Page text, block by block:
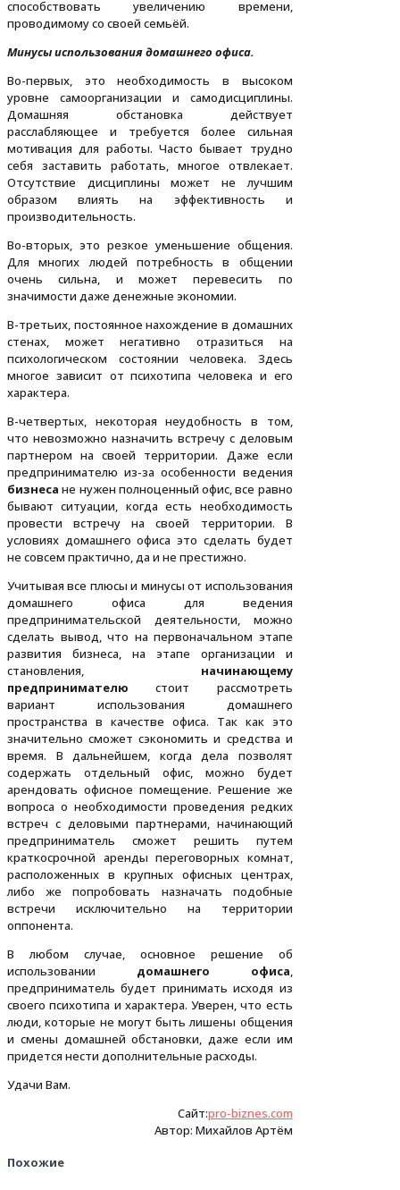
способствовать увеличению времени,
проводимому со своей семьёй.
Минусы использования домашнего офиса.
Во-первых, это необходимость в высоком
уровне самоорганизации и самодисциплины.
Домашняя обстановка действует
расслабляющее и требуется более сильная
мотивация для работы. Часто бывает трудно
себя заставить работать, многое отвлекает.
Отсутствие дисциплины может не лучшим
образом влиять на эффективность и
производительность.
Во-вторых, это резкое уменьшение общения.
Для многих людей потребность в общении
очень сильна, и может перевесить по
значимости даже денежные экономии.
В-третьих, постоянное нахождение в домашних
стенах, может негативно отразиться на
психологическом состоянии человека. Здесь
многое зависит от психотипа человека и его
характера.
В-четвертых, некоторая неудобность в том,
что невозможно назначить встречу с деловым
партнером на своей территории. Даже если
предпринимателю из-за особенности ведения
бизнеса не нужен полноценный офис, все равно
бывают ситуации, когда есть необходимость
провести встречу на своей территории. В
условиях домашнего офиса это сделать будет
не совсем практично, да и не престижно.
Учитывая все плюсы и минусы от использования
домашнего офиса для ведения
предпринимательской деятельности, можно
сделать вывод, что на первоначальном этапе
развития бизнеса, на этапе организации и
становления, начинающему
предпринимателю стоит рассмотреть
вариант использования домашнего
пространства в качестве офиса. Так как это
значительно сможет сэкономить и средства и
время. В дальнейшем, когда дела позволят
содержать отдельный офис, можно будет
арендовать офисное помещение. Решение же
вопроса о необходимости проведения редких
встреч с деловыми партнерами, начинающий
предприниматель сможет решить путем
краткосрочной аренды переговорных комнат,
расположенных в крупных офисных центрах,
либо же попробовать назначать подобные
встречи исключительно на территории
оппонента.
В любом случае, основное решение об
использовании домашнего офиса,
предприниматель будет принимать исходя из
своего психотипа и характера. Уверен, что есть
люди, которые не могут быть лишены общения
и смены домашней обстановки, даже если им
придется нести дополнительные расходы.
Удачи Вам.
Сайт:pro-biznes.com
Автор: Михайлов Артём
Похожие